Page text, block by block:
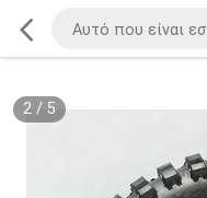
2/ 5